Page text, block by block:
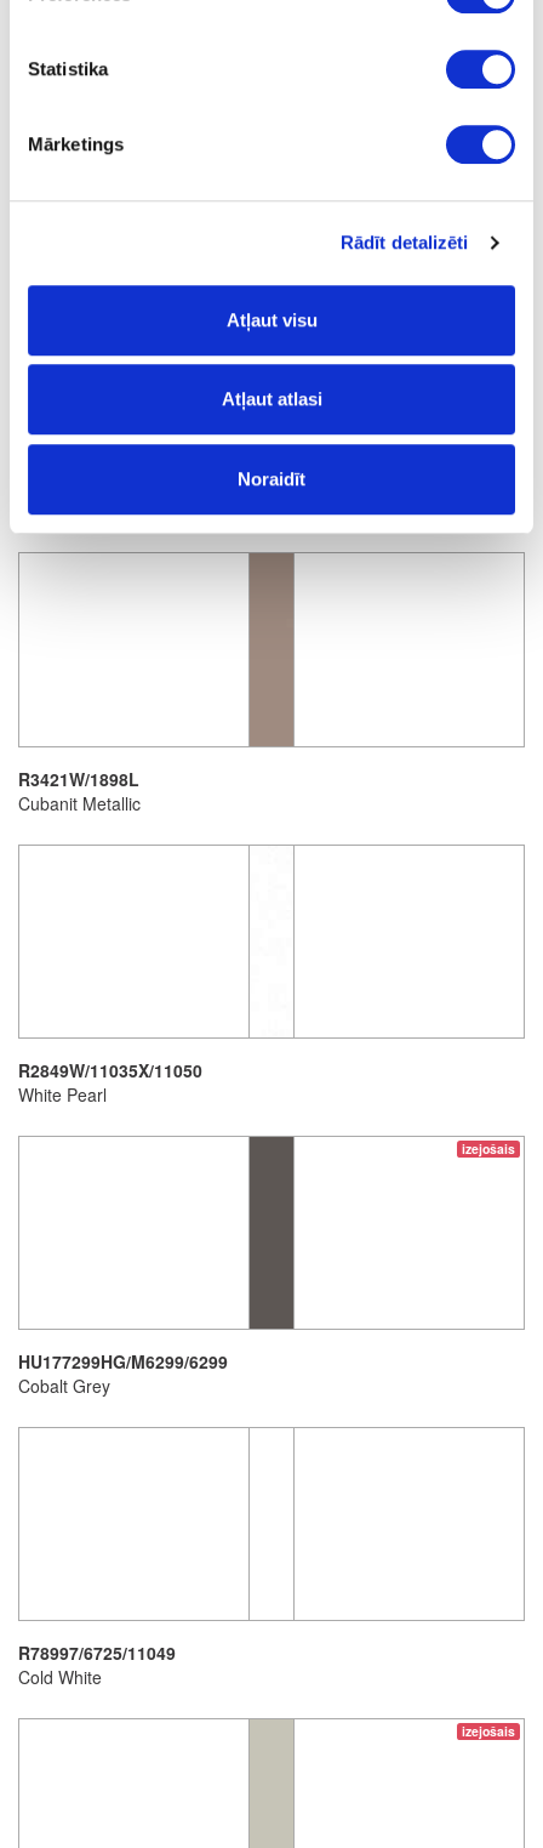
Statistika
Mārketings
Rādīt detalizēti
Atļaut visu
Atļaut atlasi
Noraidīt
R2229W/1899L
Almond Ultra Matt
R3421W/1898L
Cubanit Metallic
R2849W/11035X/11050
White Pearl
izejošais
HU177299HG/M6299/6299
Cobalt Grey
R78997/6725/11049
Cold White
izejošais